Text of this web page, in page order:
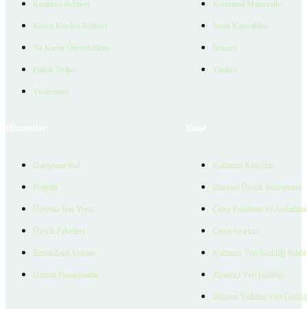
Kiralama Rehberi
Konut Kredisi Rehberi
Ne Kadar Ödeyebilirim
Emlak Değeri
Verilerimiz
Kurumsal Materyaller
İnsan Kaynakları
İletişim
Yardım
Danışman Bul
Projeler
Ücretsiz İlan Verin
Üyelik Paketleri
EmlakZeka Asistan
Uzman Danışmanlar
Kullanım Koşulları
Bireysel Üyelik Sözleşmesi
Çerez Politikası ve
Çerez Ayarları
Kullanıcı Veri Gizliliği
Ziyaretçi Veri Gizliliği
Müşteri Yetkilisi Veri